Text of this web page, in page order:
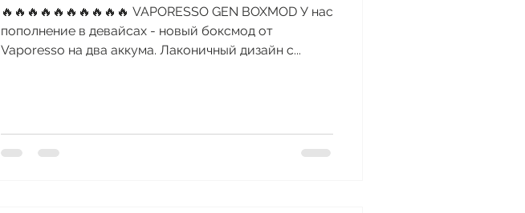
🔥🔥🔥🔥🔥🔥🔥🔥🔥🔥 VAPORESSO GEN BOXMOD У нас
пополнение в девайсах - новый боксмод от
Vaporesso на два аккума. Лаконичный дизайн с...